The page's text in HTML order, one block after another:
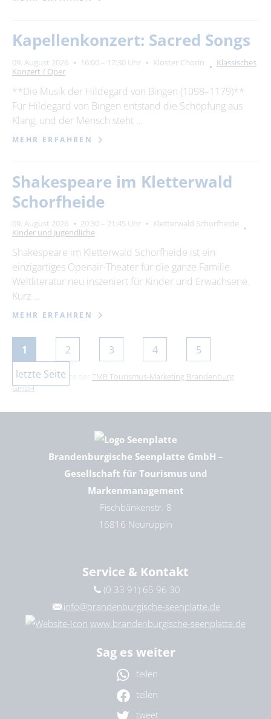
Kapellenkonzert: Sacred Songs
09. August 2026 16:00 – 17:30 Uhr Kloster Chorin
Klassisches
Konzert / Oper
**Die Musik der Hildegard von Bingen (1098–1179)**
Für Hildegard von Bingen entstand die Schöpfung aus
Klang, und der Mensch steht …
MEHR ERFAHREN
Shakespeare im Kletterwald
Schorfheide
09. August 2026 20:30 – 21:45 Uhr
Kletterwald Schorfheide
Kinder und Jugendliche
Shakespeare im Kletterwald Schorfheide ist ein
einzigartiges Openair-Theater für die ganze Familie.
Weltliteratur neu inszeniert für Kinder und Erwachsene.
Kurz …
MEHR ERFAHREN
1 2 3 4
5
letzte Seite
Dies ist ein Service der TMB Tourismus-Marketing Brandenburg
GmbH.
Brandenburgische Seenplatte GmbH –
Gesellschaft für Tourismus und
Markenmanagement
Fischbänkenstr. 8
16816 Neuruppin
Service & Kontakt
(0 33 91) 65 96 30
info@brandenburgische-seenplatte.de
www.brandenburgische-seenplatte.de
Sag es weiter
teilen
teilen
tweet